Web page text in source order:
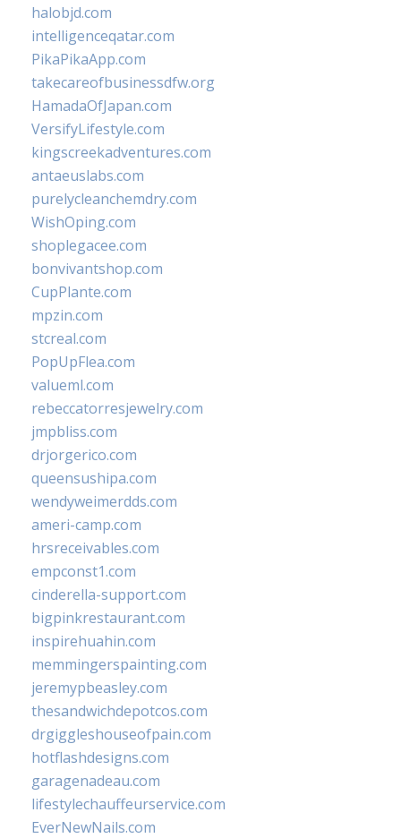
halobjd.com
intelligenceqatar.com
PikaPikaApp.com
takecareofbusinessdfw.org
HamadaOfJapan.com
VersifyLifestyle.com
kingscreekadventures.com
antaeuslabs.com
purelycleanchemdry.com
WishOping.com
shoplegacee.com
bonvivantshop.com
CupPlante.com
mpzin.com
stcreal.com
PopUpFlea.com
valueml.com
rebeccatorresjewelry.com
jmpbliss.com
drjorgerico.com
queensushipa.com
wendyweimerdds.com
ameri-camp.com
hrsreceivables.com
empconst1.com
cinderella-support.com
bigpinkrestaurant.com
inspirehuahin.com
memmingerspainting.com
jeremypbeasley.com
thesandwichdepotcos.com
drgiggleshouseofpain.com
hotflashdesigns.com
garagenadeau.com
lifestylechauffeurservice.com
EverNewNails.com